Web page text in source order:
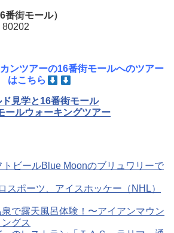
街モール）
80202
ンツアーの16番街モールへのツアー
はこちら
見学と16番街モール
ールウォーキングツアー
ビールBlue Moonのブリュワリーで
スポーツ、アイスホッケー（NHL）
で露天風呂体験！〜アイアンマウン
グス